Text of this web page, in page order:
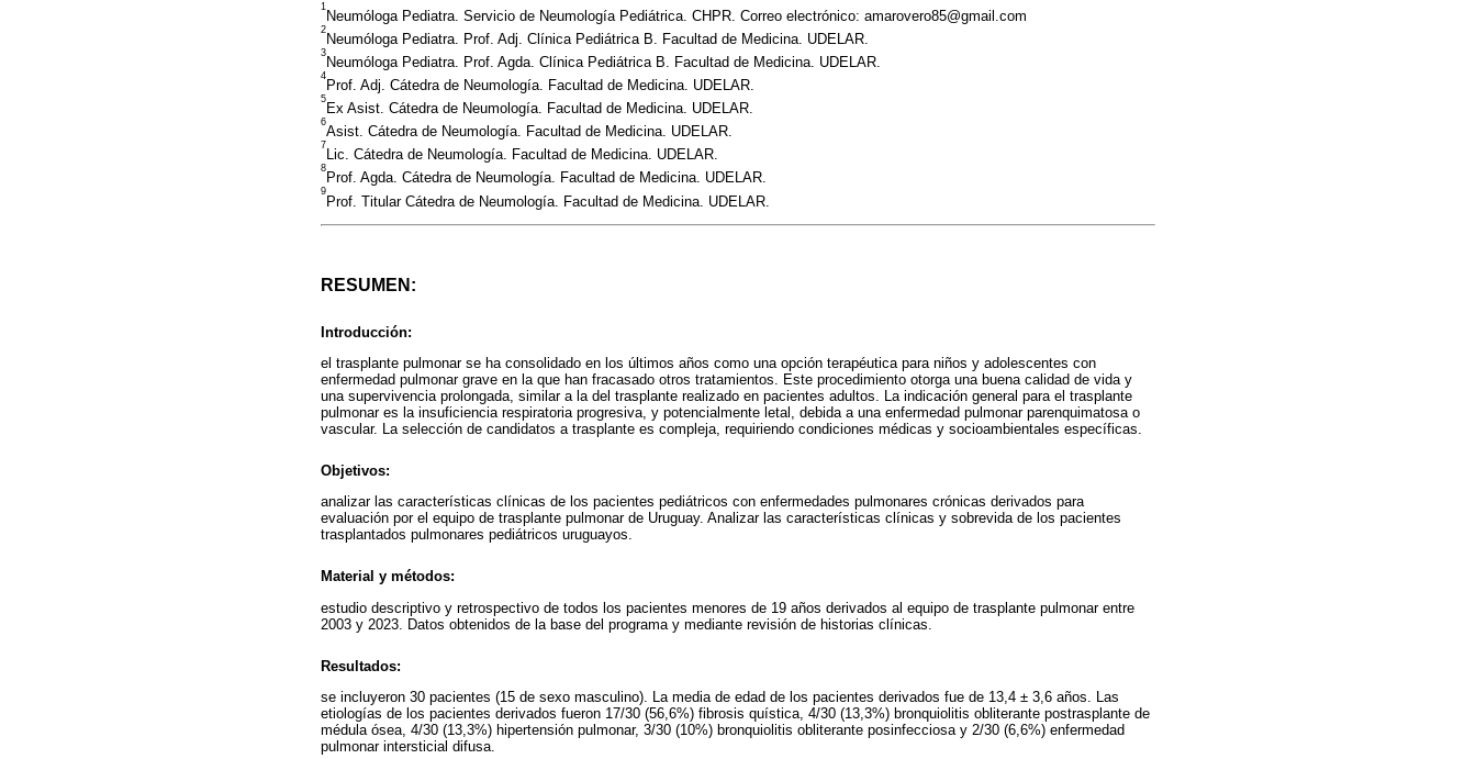
1
Neumóloga Pediatra. Servicio de Neumología Pediátrica. CHPR. Correo electrónico: amarovero85@gmail.com
2
Neumóloga Pediatra. Prof. Adj. Clínica Pediátrica B. Facultad de Medicina. UDELAR.
3
Neumóloga Pediatra. Prof. Agda. Clínica Pediátrica B. Facultad de Medicina. UDELAR.
4
Prof. Adj. Cátedra de Neumología. Facultad de Medicina. UDELAR.
5
Ex Asist. Cátedra de Neumología. Facultad de Medicina. UDELAR.
6
Asist. Cátedra de Neumología. Facultad de Medicina. UDELAR.
7
Lic. Cátedra de Neumología. Facultad de Medicina. UDELAR.
8
Prof. Agda. Cátedra de Neumología. Facultad de Medicina. UDELAR.
9
Prof. Titular Cátedra de Neumología. Facultad de Medicina. UDELAR.
RESUMEN:
Introducción:
el trasplante pulmonar se ha consolidado en los últimos años como una opción terapéutica para niños y adolescentes con
enfermedad pulmonar grave en la que han fracasado otros tratamientos. Este procedimiento otorga una buena calidad de vida y
una supervivencia prolongada, similar a la del trasplante realizado en pacientes adultos. La indicación general para el trasplante
pulmonar es la insuficiencia respiratoria progresiva, y potencialmente letal, debida a una enfermedad pulmonar parenquimatosa o
vascular. La selección de candidatos a trasplante es compleja, requiriendo condiciones médicas y socioambientales específicas.
Objetivos:
analizar las características clínicas de los pacientes pediátricos con enfermedades pulmonares crónicas derivados para
evaluación por el equipo de trasplante pulmonar de Uruguay. Analizar las características clínicas y sobrevida de los pacientes
trasplantados pulmonares pediátricos uruguayos.
Material y métodos:
estudio descriptivo y retrospectivo de todos los pacientes menores de 19 años derivados al equipo de trasplante pulmonar entre
2003 y 2023. Datos obtenidos de la base del programa y mediante revisión de historias clínicas.
Resultados:
se incluyeron 30 pacientes (15 de sexo masculino). La media de edad de los pacientes derivados fue de 13,4 ± 3,6 años. Las
etiologías de los pacientes derivados fueron 17/30 (56,6%) fibrosis quística, 4/30 (13,3%) bronquiolitis obliterante postrasplante de
médula ósea, 4/30 (13,3%) hipertensión pulmonar, 3/30 (10%) bronquiolitis obliterante posinfecciosa y 2/30 (6,6%) enfermedad
pulmonar intersticial difusa.